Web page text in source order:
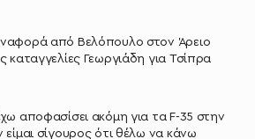
από Βελόπουλο στον Άρειο
καταγγελίες Γεωργιάδη για Τσίπρα
αποφασίσει ακόμη για τα F-35 στην
είμαι σίγουρος ότι θέλω να κάνω